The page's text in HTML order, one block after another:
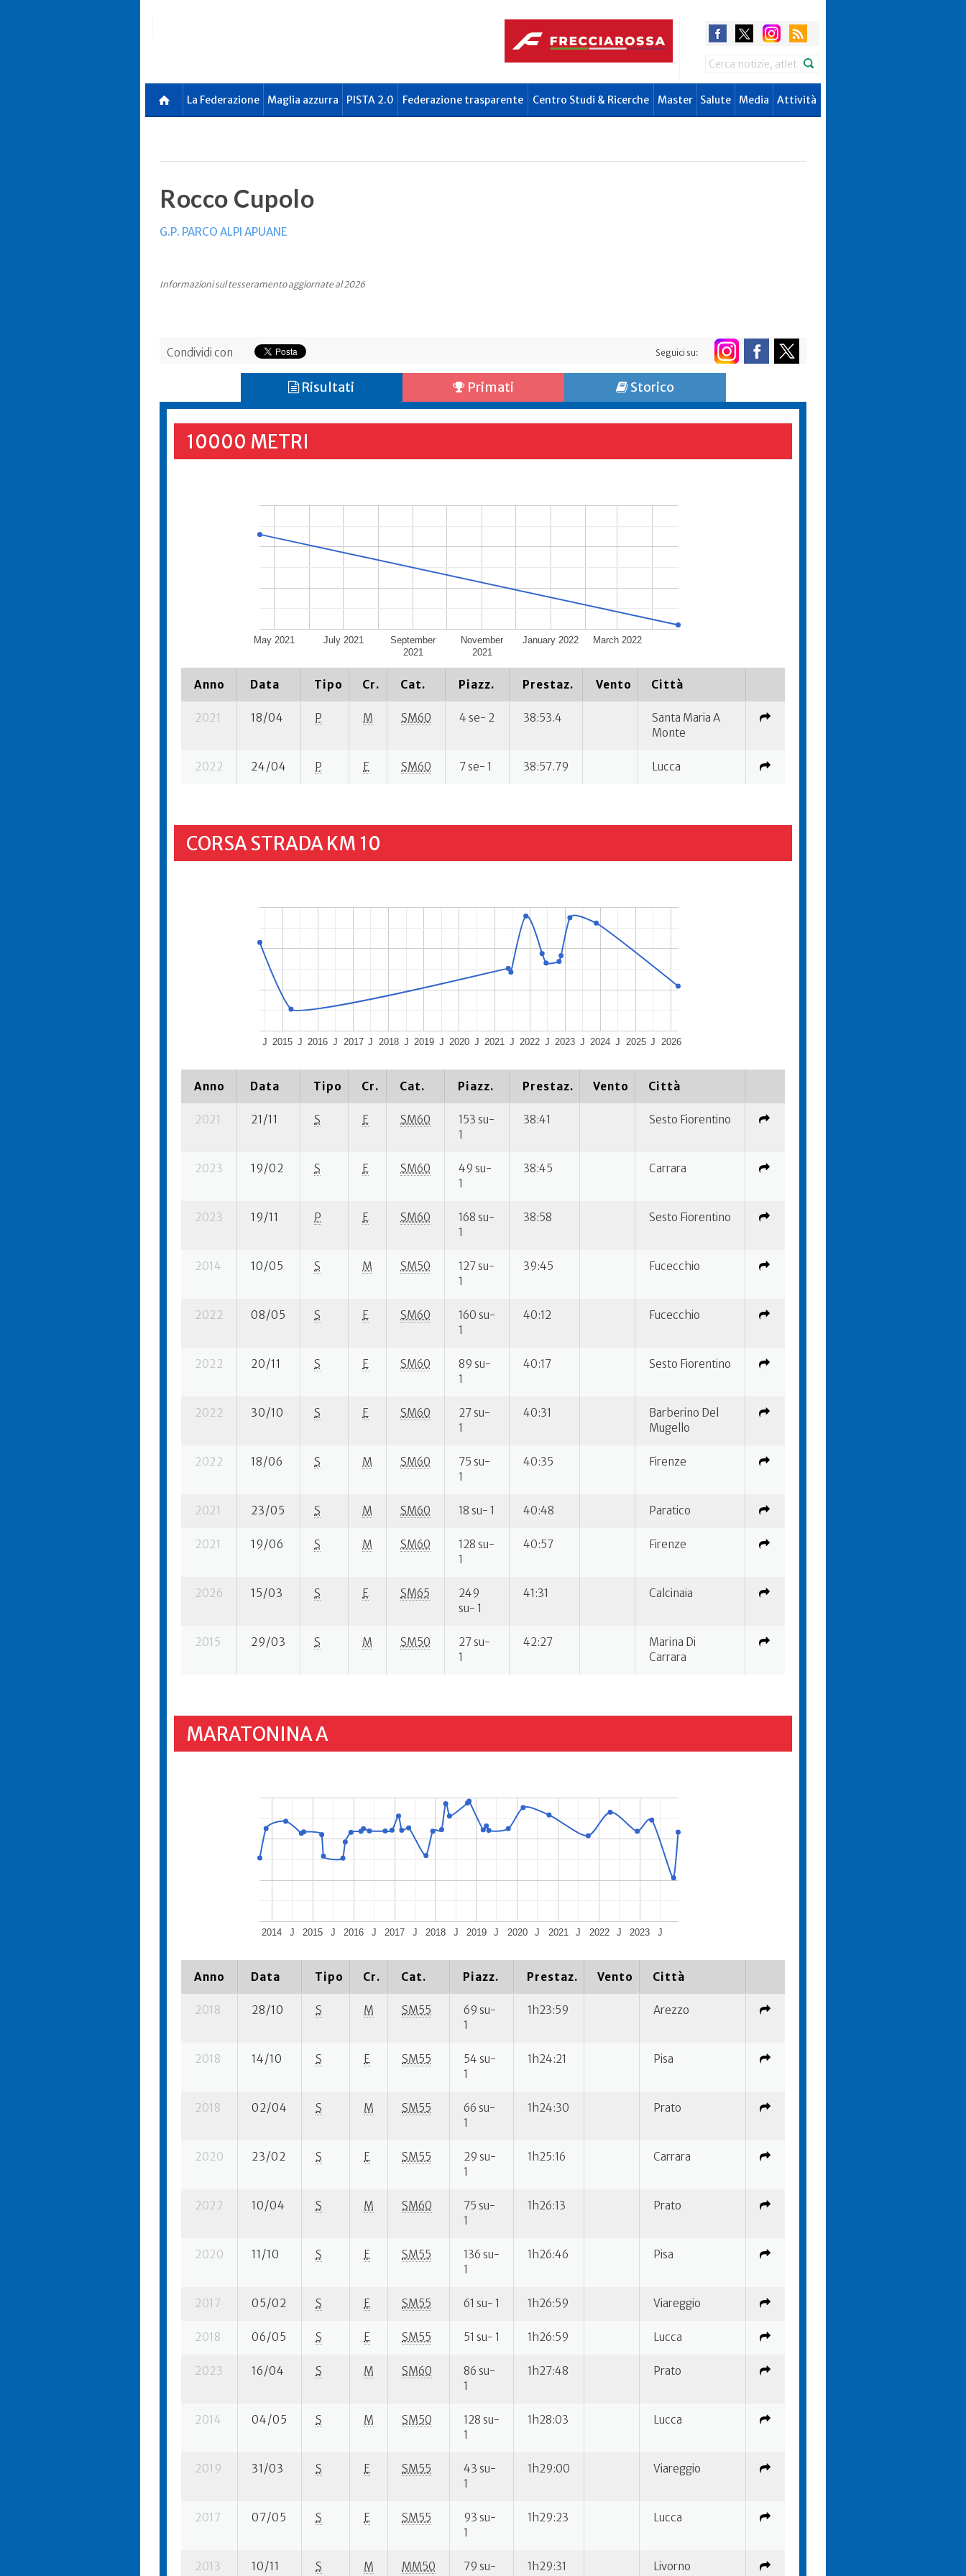
Search
La Federazione Maglia azzurra PISTA 2.0 Federazione trasparente Centro Studi & Ricerche Master Salute Media Attività
Rocco Cupolo
G.P. PARCO ALPI APUANE
Informazioni sul tesseramento aggiornate al 2026
Condividi con Seguici su:
Risultati Primati Storico
10000 METRI
May 2021 July 2021
September
2021
November
2021
January 2022 March 2022
Anno Data Tipo Cr. Cat. Piazz. Prestaz. Vento Città
2021 18/04 P M SM60 4 se- 2 38:53.4
Santa Maria A
Monte
2022 24/04 P E SM60 7 se- 1 38:57.79 Lucca
CORSA STRADA KM 10
2015 2016 2017 2018 2019 2020 2021 2022 2023 2024 2025 2026
J J J J J J J J J J J J
Anno Data Tipo Cr. Cat. Piazz. Prestaz. Vento Città
2021 21/11 S E SM60
153 su-
1
38:41 Sesto Fiorentino
2023 19/02 S E SM60
49 su-
1
38:45 Carrara
2023 19/11 P E SM60
168 su-
1
38:58 Sesto Fiorentino
2014 10/05 S M SM50
127 su-
1
39:45 Fucecchio
2022 08/05 S E SM60
160 su-
1
40:12 Fucecchio
2022 20/11 S E SM60
89 su-
1
40:17 Sesto Fiorentino
2022 30/10 S E SM60
27 su-
1
40:31
Barberino Del
Mugello
2022 18/06 S M SM60
75 su-
1
40:35 Firenze
2021 23/05 S M SM60 18 su- 1 40:48 Paratico
2021 19/06 S M SM60
128 su-
1
40:57 Firenze
2026 15/03 S E SM65
249
su- 1
41:31 Calcinaia
2015 29/03 S M SM50
27 su-
1
42:27
Marina Di
Carrara
MARATONINA A
2014 2015 2016 2017 2018 2019 2020 2021 2022 2023
J J J J J J J J J J
Anno Data Tipo Cr. Cat. Piazz. Prestaz. Vento Città
2018 28/10 S M SM55
69 su-
1
1h23:59 Arezzo
2018 14/10 S E SM55
54 su-
1
1h24:21 Pisa
2018 02/04 S M SM55
66 su-
1
1h24:30 Prato
2020 23/02 S E SM55
29 su-
1
1h25:16 Carrara
2022 10/04 S M SM60
75 su-
1
1h26:13 Prato
2020 11/10 S E SM55
136 su-
1
1h26:46 Pisa
2017 05/02 S E SM55 61 su- 1 1h26:59 Viareggio
2018 06/05 S E SM55 51 su- 1 1h26:59 Lucca
2023 16/04 S M SM60
86 su-
1
1h27:48 Prato
2014 04/05 S M SM50
128 su-
1
1h28:03 Lucca
2019 31/03 S E SM55
43 su-
1
1h29:00 Viareggio
2017 07/05 S E SM55
93 su-
1
1h29:23 Lucca
2013 10/11 S M MM50
79 su-
1h29:31 Livorno